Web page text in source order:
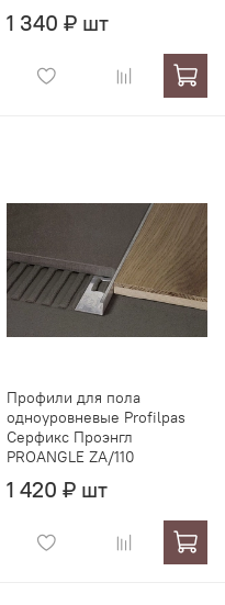
1 340 ₽ шт
Профили для пола
одноуровневые Profilpas
Серфикс Проэнгл
PROANGLE ZA/110
1 420 ₽ шт